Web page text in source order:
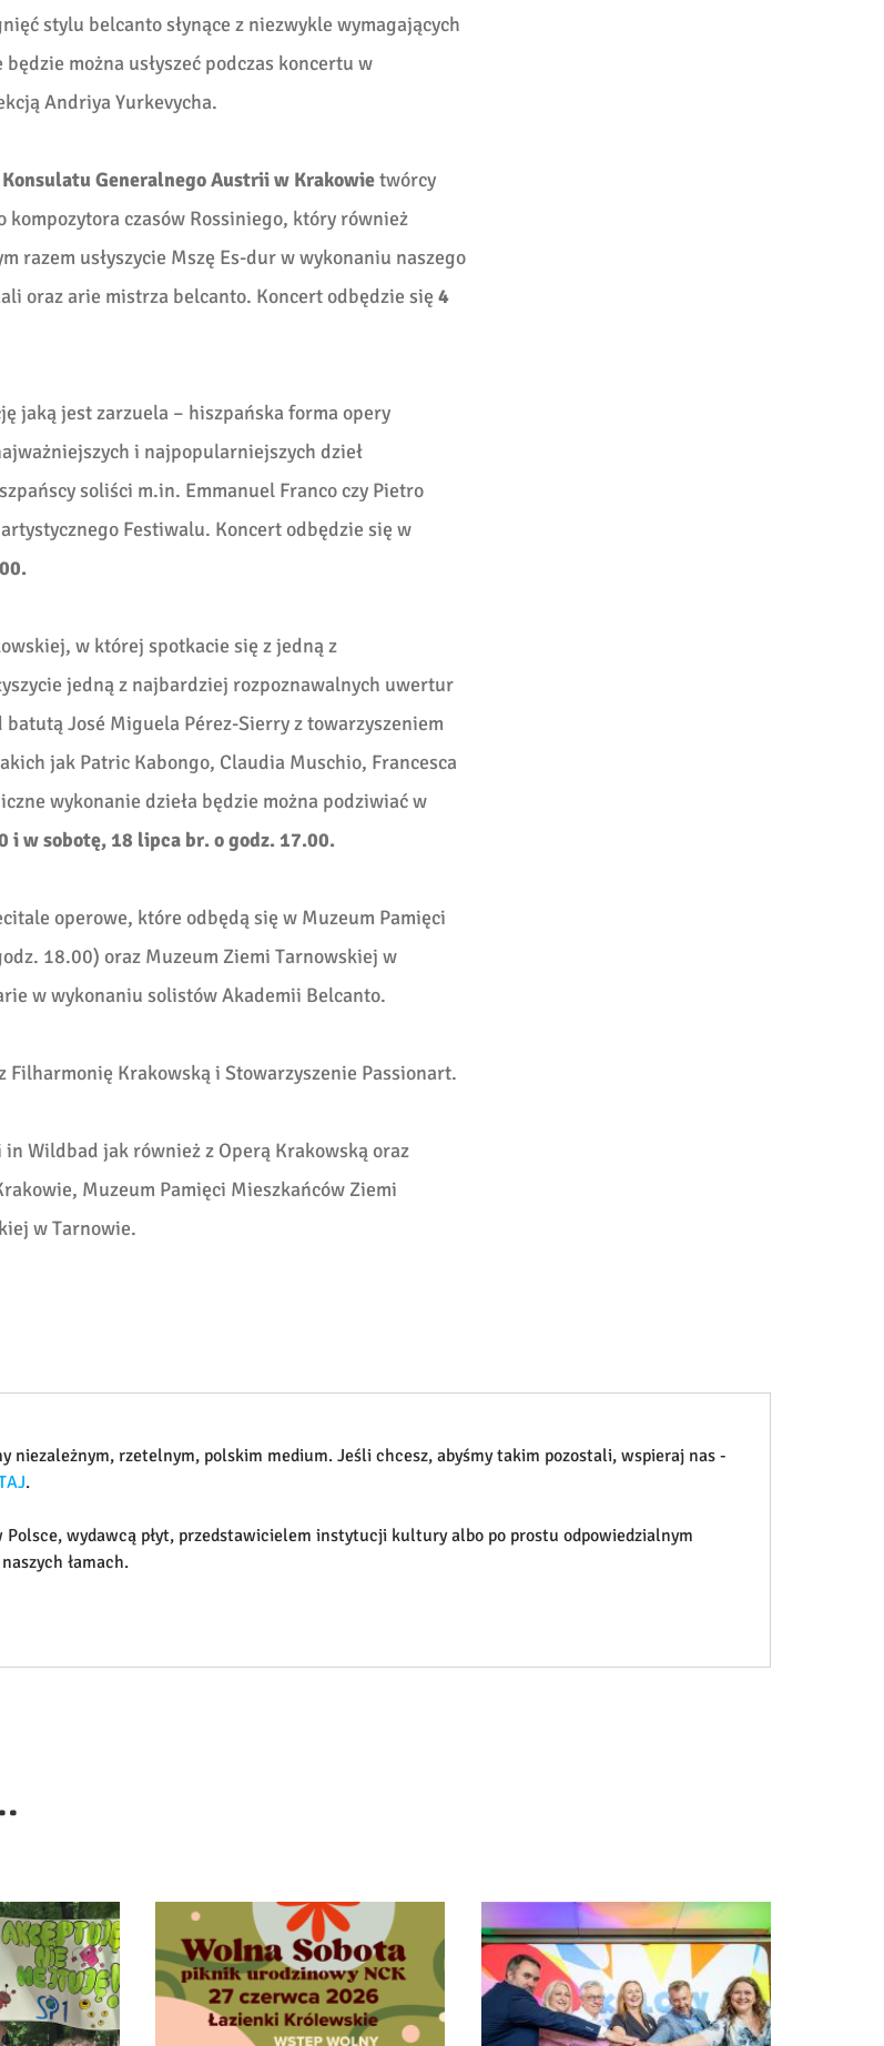
stylu belcanto słynące z niezwykle wymagających
można usłyszeć podczas koncertu w
Andriya Yurkevycha.
Generalnego Austrii w Krakowietwórcy
czasów Rossiniego, który również
razem usłyszycie Mszę Es-dur w wykonaniu naszego
oraz arie mistrza belcanto. Koncert odbędzie się 4
jaką jest zarzuela – hiszpańska forma opery
i najpopularniejszych dzieł
soliści m.in. Emmanuel Franco czy Pietro
Festiwalu. Koncert odbędzie się w
w której spotkacie się z jedną z
jedną z najbardziej rozpoznawalnych uwertur
José Miguela Pérez-Sierry z towarzyszeniem
jak Patric Kabongo, Claudia Muschio, Francesca
wykonanie dzieła będzie można podziwiać w
i w sobotę, 18 lipca br. o godz. 17.00.
operowe, które odbędą się w Muzeum Pamięci
18.00) oraz Muzeum Ziemi Tarnowskiej w
w wykonaniu solistów Akademii Belcanto.
Filharmonię Krakowską i Stowarzyszenie Passionart.
Wildbad jak również z Operą Krakowską oraz
Muzeum Pamięci Mieszkańców Ziemi
w Tarnowie.
niezależnym, rzetelnym, polskim medium. Jeśli chcesz, abyśmy takim pozostali, wspieraj nas -
.
wydawcą płyt, przedstawicielem instytucji kultury albo po prostu odpowiedzialnym
łamach.